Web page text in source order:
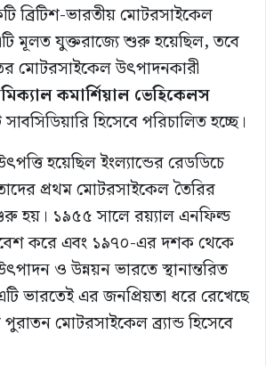
ব্রিটিশ-ভারতীয় মোটরসাইকেল
এটি মূলত যুক্তরাজ্যে শুরু হয়েছিল, তবে
মোটরসাইকেল উৎপাদনকারী
কমার্শিয়ালভেহিকেলস
হিসেবে পরিচালিত হচ্ছে।
হয়েছিল ইংল্যান্ডের রেডডিচে
প্রথম মোটরসাইকেল তৈরির
হয়। ১৯৫৫ সালে রয়্যাল এনফিল্ড
করে এবং ১৯৭০-এর দশক থেকে
ও উন্নয়ন ভারতে স্থানান্তরিত
ভারতেই এর জনপ্রিয়তা ধরে রেখেছে
মোটরসাইকেল ব্র্যান্ড হিসেবে